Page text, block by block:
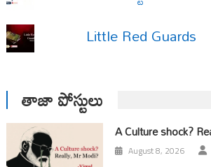
Little Red Guards
తాజా పోస్టులు
A Culture shock?
August 8, 2026